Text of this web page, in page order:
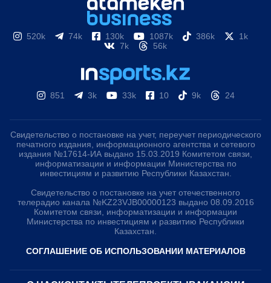
520k 74k 130k 1087k 386k
1k
7k
56k
851 3k 33k 10 9k 24
Свидетельство о постановке на учет, переучет периодического
печатного издания, информационного агентства и сетевого
издания №17614-ИА выдано 15.03.2019 Комитетом связи,
информатизации и информации Министерства по
инвестициям и развитию Республики Казахстан.
Свидетельство о постановке на учет отечественного
телерадио канала №KZ23VJB00000123 выдано 08.09.2016
Комитетом связи, информатизации и информации
Министерства по инвестициям и развитию Республики
Казахстан.
СОГЛАШЕНИЕ ОБ ИСПОЛЬЗОВАНИИ МАТЕРИАЛОВ